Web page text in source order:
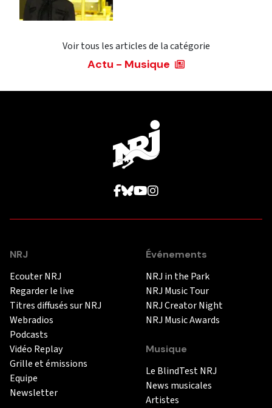
Voir tous les articles de la catégorie
Actu - Musique
NRJ
Ecouter NRJ
Regarder le live
Titres diffusés sur NRJ
Webradios
Podcasts
Vidéo Replay
Grille et émissions
Equipe
Newsletter
Événements
NRJ in the Park
NRJ Music Tour
NRJ Creator Night
NRJ Music Awards
Musique
Le BlindTest NRJ
News musicales
Artistes